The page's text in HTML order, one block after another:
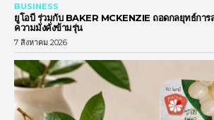
BUSINESS
ยูโอบี ร่วมกับ BAKER MCKENZIE ถอดกลยุทธ์การ
ความมั่งคั่งข้ามรุ่น
7 สิงหาคม 2026